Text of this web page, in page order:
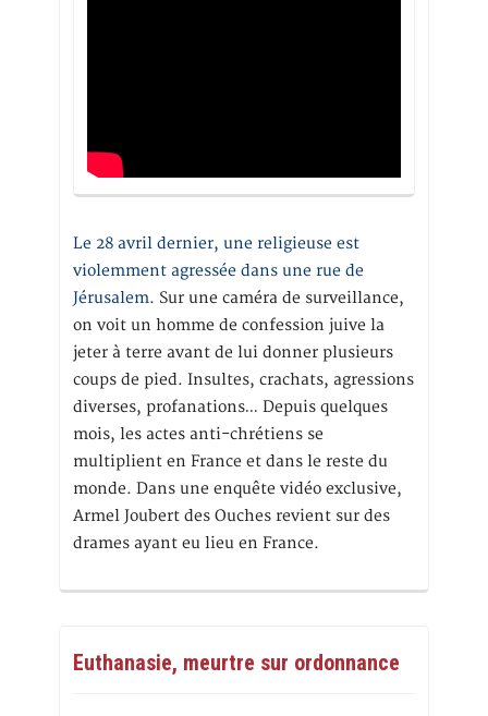
Le 28 avril dernier, une religieuse est
violemment agressée dans une rue de
Jérusalem. Sur une caméra de surveillance,
on voit un homme de confession juive la
jeter à terre avant de lui donner plusieurs
coups de pied. Insultes, crachats, agressions
diverses, profanations… Depuis quelques
mois, les actes anti-chrétiens se
multiplient en France et dans le reste du
monde. Dans une enquête vidéo exclusive,
Armel Joubert des Ouches revient sur des
drames ayant eu lieu en France.
Euthanasie, meurtre sur ordonnance